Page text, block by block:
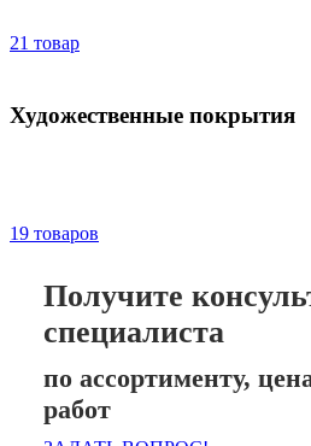
21 товар
Художественные покрытия
19 товаров
Получите
специалиста
по ассортименту,
работ